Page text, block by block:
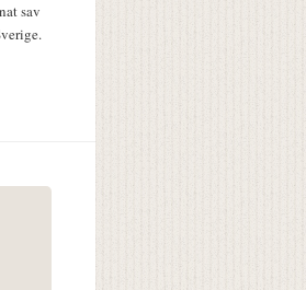
sav